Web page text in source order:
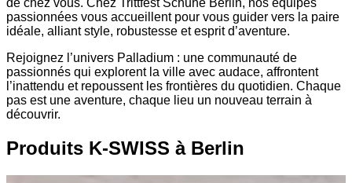
de chez vous. Chez Trittfest Schuhe Berlin, nos équipes
passionnées vous accueillent pour vous guider vers la paire
idéale, alliant style, robustesse et esprit d’aventure.
Rejoignez l’univers Palladium : une communauté de
passionnés qui explorent la ville avec audace, affrontent
l’inattendu et repoussent les frontières du quotidien. Chaque
pas est une aventure, chaque lieu un nouveau terrain à
découvrir.
Produits K-SWISS à Berlin